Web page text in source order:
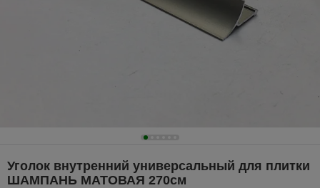
Уголок внутренний универсальный для плитки
ШАМПАНЬ МАТОВАЯ 270см